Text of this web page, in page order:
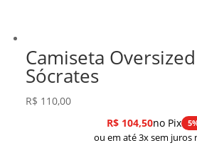
Camiseta
Sócrates
R$ 110,00
R$104,50no Pix
ou em até 3x sem juros